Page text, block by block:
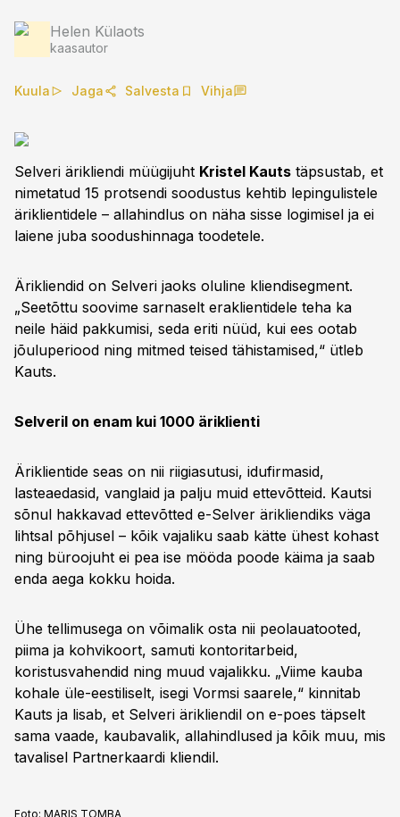
Helen Külaots
kaasautor
Kuula Jaga Salvesta Vihja
Selveri ärikliendi müügijuht Kristel Kauts täpsustab, et
nimetatud 15 protsendi soodustus kehtib lepingulistele
äriklientidele – allahindlus on näha sisse logimisel ja ei
laiene juba soodushinnaga toodetele.
Ärikliendid on Selveri jaoks oluline kliendisegment.
„Seetõttu soovime sarnaselt eraklientidele teha ka
neile häid pakkumisi, seda eriti nüüd, kui ees ootab
jõuluperiood ning mitmed teised tähistamised,“ ütleb
Kauts.
Selveril on enam kui 1000 äriklienti
Äriklientide seas on nii riigiasutusi, idufirmasid,
lasteaedasid, vanglaid ja palju muid ettevõtteid. Kautsi
sõnul hakkavad ettevõtted e-Selver ärikliendiks väga
lihtsal põhjusel – kõik vajaliku saab kätte ühest kohast
ning büroojuht ei pea ise mööda poode käima ja saab
enda aega kokku hoida.
Ühe tellimusega on võimalik osta nii peolauatooted,
piima ja kohvikoort, samuti kontoritarbeid,
koristusvahendid ning muud vajalikku. „Viime kauba
kohale üle-eestiliselt, isegi Vormsi saarele,“ kinnitab
Kauts ja lisab, et Selveri ärikliendil on e-poes täpselt
sama vaade, kaubavalik, allahindlused ja kõik muu, mis
tavalisel Partnerkaardi kliendil.
Foto: MARIS TOMBA